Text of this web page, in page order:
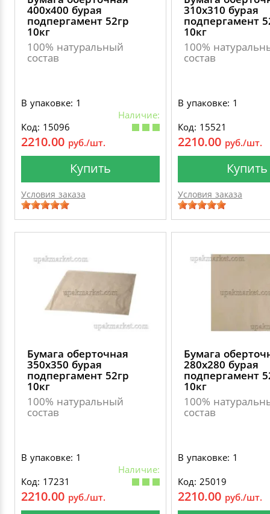
400х400 бурая
подпергамент 52гр
10кг
100% натуральный
состав
В упаковке: 1
Наличие:
Код: 15096
2210.00 руб./шт.
Купить
Условия заказа
310х310 бурая
подпергамент
10кг
100%
состав
В упаковке: 1
Код: 15521
2210.00 руб./шт.
Купить
Условия заказа
Бумага оберточная
350х350 бурая
подпергамент 52гр
10кг
100% натуральный
состав
В упаковке: 1
Наличие:
Код: 17231
2210.00 руб./шт.
Бумага
280х280 бурая
подпергамент
10кг
100%
состав
В упаковке: 1
Код: 25019
2210.00 руб./шт.